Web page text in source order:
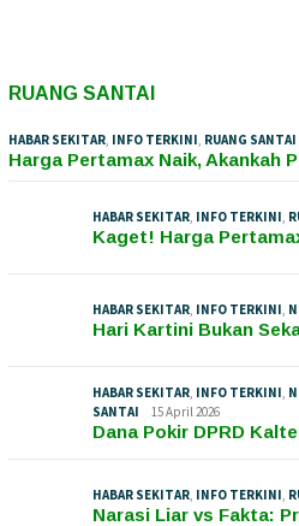
RUANG SANTAI
HABAR SEKITAR, INFO TERKINI, RUANG SANTAI
Harga Pertamax Naik, Akankah
HABAR SEKITAR, INFO TERKINI,
Kaget! Harga
HABAR SEKITAR, INFO TERKINI,
Hari Kartini Bukan
HABAR SEKITAR, INFO TERKINI,
SANTAI
15 April 2026
Dana Pokir DPRD
HABAR SEKITAR, INFO TERKINI,
Narasi Liar vs Fakta: